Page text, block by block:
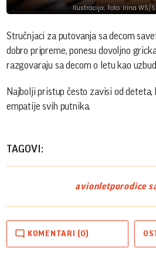
Ilustracija; Foto: Irina WS/
Stručnjaci za putovanja sa decom
dobro pripreme, ponesu dovoljno
razgovaraju sa decom o letu kao
Najbolji pristup često zavisi od
empatije svih putnika.
TAGOVI:
avionletporodice
KOMENTARI (0)